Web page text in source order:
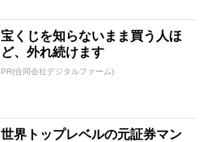
宝くじを知らないまま買う人ほ
ど、外れ続けます
PR(合同会社デジタルファーム)
世界トップレベルの元証券マン